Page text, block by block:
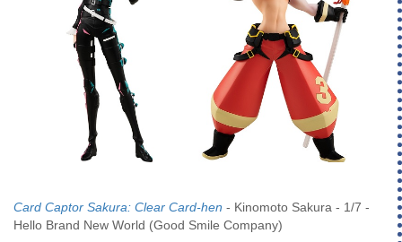
Card Captor Sakura: Clear Card-hen - Kinomoto Sakura - 1/7 -
Hello Brand New World (Good Smile Company)